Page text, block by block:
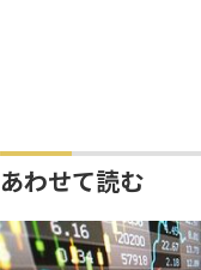
あわせて読む